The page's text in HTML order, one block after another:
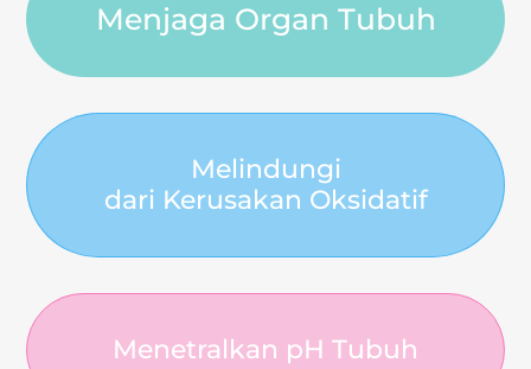
Menjaga Organ Tubuh
Melindungi
dari Kerusakan Oksidatif
Menetralkan pH Tubuh